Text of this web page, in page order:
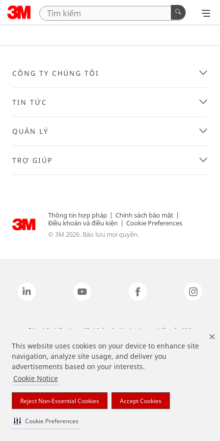
This website uses cookies on your device to enhance site
navigation, analyze site usage, and deliver you
advertisements based on your interests.
Cookie Notice
Reject Non-Essential Cookies Accept Cookies
Cookie Preferences
CÔNG TY CHÚNG TÔI
TIN TỨC
QUẢN LÝ
TRỢ GIÚP
Thông tin hợp pháp | Chính sách bảo mật |
Điều khoản và điều kiện | Cookie Preferences
© 3M 2026. Bảo lưu mọi quyền.
Các nhãn hiệu được liệt kê ở trên là các thương hiệu của 3M.